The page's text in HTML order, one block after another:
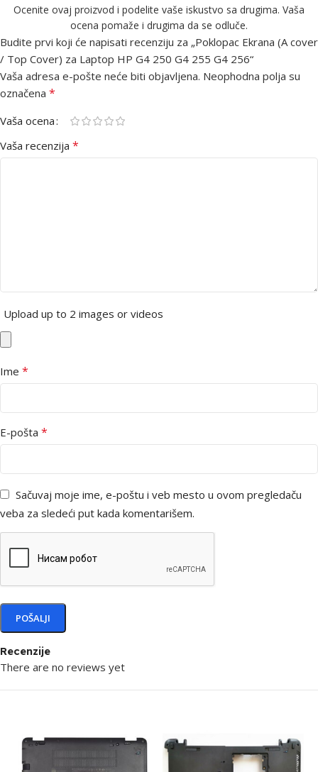
Ocenite ovaj proizvod i podelite vaše iskustvo sa drugima. Vaša
ocena pomaže i drugima da se odluče.
Recenzije
There are no reviews yet
Budite prvi koji će napisati recenziju za „Poklopac Ekrana (A cover
/ Top Cover) za Laptop HP G4 250 G4 255 G4 256“
Vaša adresa e-pošte neće biti objavljena. Neophodna polja su
označena *
Vaša ocena
Vaša recenzija *
Upload up to 2 images or videos
Ime *
E-pošta *
Sačuvaj moje ime, e-poštu i veb mesto u ovom pregledaču
veba za sledeći put kada komentarišem.